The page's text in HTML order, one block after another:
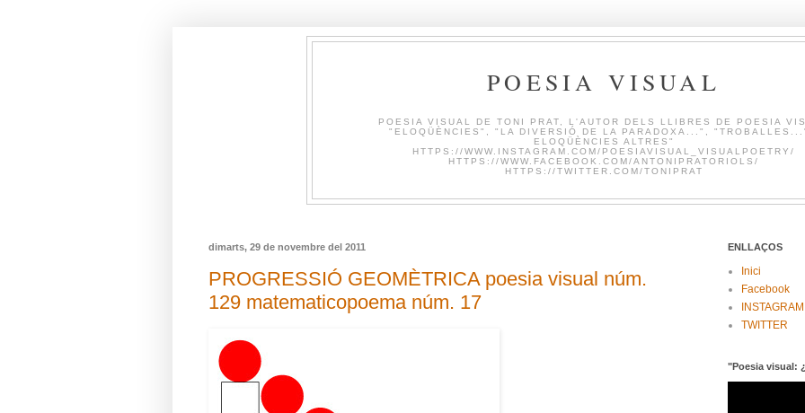
POESIA VISUAL
POESIA VISUAL DE TONI PRAT, L'AUTOR DELS LLIBRES DE POESIA
"ELOQÜÈNCIES", "LA DIVERSIÓ DE LA PARADOXA...",
ELOQÜÈNCIES ALTRES"
HTTPS://WWW.INSTAGRAM.COM/POESIAVISUAL_VISUALPOETRY/
HTTPS://WWW.FACEBOOK.COM/ANTONIPRATORIOLS/
HTTPS://TWITTER.COM/TONIPRAT
dimarts, 29 de novembre del 2011
PROGRESSIÓ GEOMÈTRICA poesia visual núm.
129 matematicopoema núm. 17
ENLLAÇOS
Inici
Facebook
INSTAGRAM
TWITTER
"Poesia visual: